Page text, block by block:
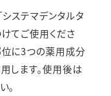
システマデンタルタ
てご使用くださ
位に3つの薬用成分
します。使用後は
。